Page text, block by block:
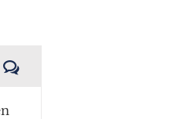
Kommenttia